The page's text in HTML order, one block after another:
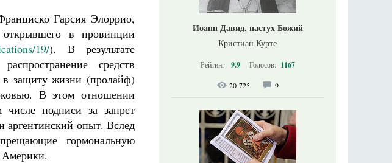
Гарсия Элоррио,
в провинции
19/). В результате
средств
в защиту жизни (пролайф)
В этом отношении
подписи за запрет
аргентинский опыт. Вслед
гормональную
Америки.
Иоанн Давид, пастух Божий
Кристиан Курте
Рейтинг: 9.9 Голосов: 1167
20 725 9